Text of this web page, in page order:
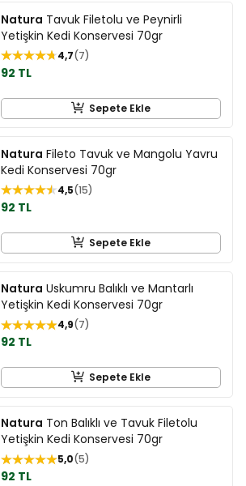
Natura Tavuk Filetolu ve Peynirli
Yetişkin Kedi Konservesi 70gr
4,7 7
92 TL
Sepete Ekle
Natura Fileto Tavuk ve Mangolu Yavru
Kedi Konservesi 70gr
4,5 15
92 TL
Sepete Ekle
Natura Uskumru Balıklı ve Mantarlı
Yetişkin Kedi Konservesi 70gr
4,9 7
92 TL
Sepete Ekle
Natura Ton Balıklı ve Tavuk Filetolu
Yetişkin Kedi Konservesi 70gr
5,0 5
92 TL